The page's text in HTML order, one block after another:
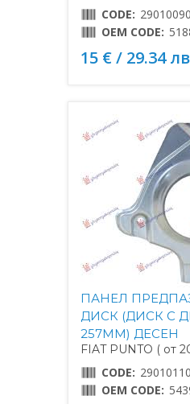
CODE:
OEM CODE:
15 € / 29.34
ПАНЕЛ
ДИСК (ДИСК С
257MM) ДЕСЕН
FIAT PUNTO ( от
CODE:
OEM CODE: